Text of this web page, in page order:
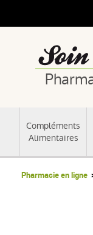
Compléments
Alimentaires
Pharmacie en ligne